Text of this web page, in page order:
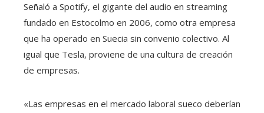
Señaló a Spotify, el gigante del audio en streaming
fundado en Estocolmo en 2006, como otra empresa
que ha operado en Suecia sin convenio colectivo. Al
igual que Tesla, proviene de una cultura de creación
de empresas.
«Las empresas en el mercado laboral sueco deberían